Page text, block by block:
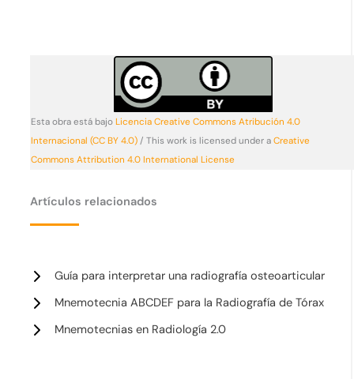
Esta obra está bajoLicencia Creative Commons Atribución 4.0
Internacional (CC BY 4.0)/ This work is licensed under aCreative
Commons Attribution 4.0 International License
Artículos relacionados
Guía para interpretar una radiografía osteoarticular
Mnemotecnia ABCDEF para la Radiografía de Tórax
Mnemotecnias en Radiología 2.0